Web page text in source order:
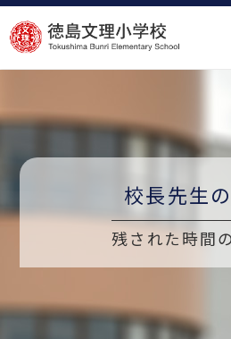
コ
ン
ン
ツ
ス
校長先生
残された時間